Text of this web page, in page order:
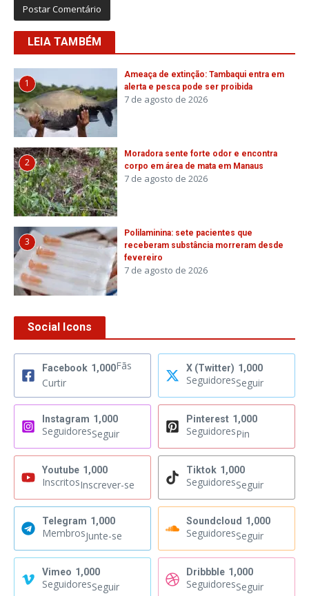
LEIA TAMBÉM
1
Ameaça de extinção: Tambaqui entra em
alerta e pesca pode ser proibida
7 de agosto de 2026
2
Moradora sente forte odor e encontra
corpo em área de mata em Manaus
7 de agosto de 2026
3
Polilaminina: sete pacientes que
receberam substância morreram desde
fevereiro
7 de agosto de 2026
Social Icons
Facebook 1,000Fãs
Curtir
X (Twitter) 1,000
SeguidoresSeguir
Instagram 1,000
SeguidoresSeguir
Pinterest 1,000
SeguidoresPin
Youtube 1,000
InscritosInscrever-se
Tiktok 1,000
SeguidoresSeguir
Telegram 1,000
MembrosJunte-se
Soundcloud 1,000
SeguidoresSeguir
Vimeo 1,000
SeguidoresSeguir
Dribbble 1,000
SeguidoresSeguir